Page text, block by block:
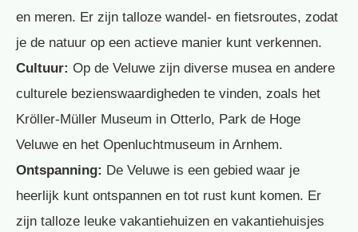
en meren. Er zijn talloze wandel- en fietsroutes, zodat
je de natuur op een actieve manier kunt verkennen.
Cultuur: Op de Veluwe zijn diverse musea en andere
culturele bezienswaardigheden te vinden, zoals het
Kröller-Müller Museum in Otterlo, Park de Hoge
Veluwe en het Openluchtmuseum in Arnhem.
Ontspanning: De Veluwe is een gebied waar je
heerlijk kunt ontspannen en tot rust kunt komen. Er
zijn talloze leuke vakantiehuizen en vakantiehuisjes